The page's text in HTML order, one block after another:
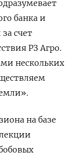
банка и
счет
РЗ Агро.
нескольких
на базе